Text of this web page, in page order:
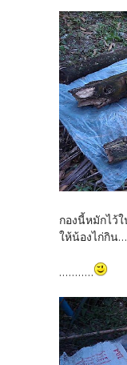
กองนี้หมักไว้ใ
ให้น้องไก่กิน...
...........